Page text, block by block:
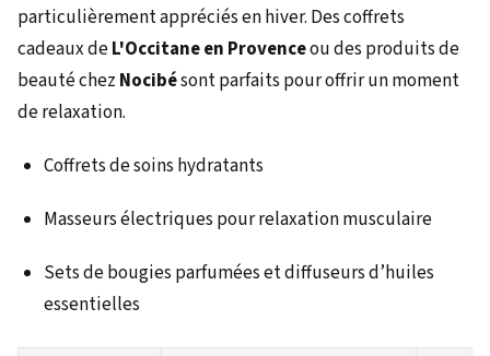
particulièrement appréciés en hiver. Des coffrets
cadeaux deL'Occitane en Provenceou des produits de
beauté chez Nocibésont parfaits pour offrir un moment
de relaxation.
Coffrets de soins hydratants
Masseurs électriques pour relaxation musculaire
Sets de bougies parfumées et diffuseurs d’huiles
essentielles